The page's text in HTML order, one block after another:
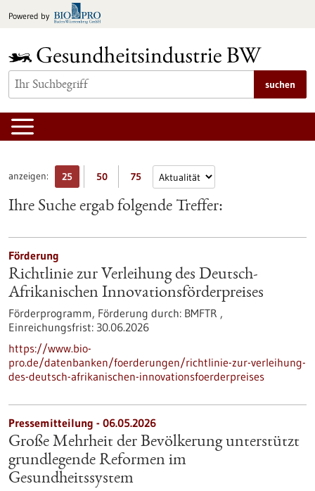
Inhalt
Powered by
suchen
anzeigen: 25 50 75
Ihre Suche ergab folgende Treffer:
Förderung
Richtlinie zur Verleihung des Deutsch-
Afrikanischen Innovationsförderpreises
Förderprogramm, Förderung durch: BMFTR ,
Einreichungsfrist: 30.06.2026
https://www.bio-
pro.de/datenbanken/foerderungen/richtlinie-zur-verleihung-
des-deutsch-afrikanischen-innovationsfoerderpreises
Pressemitteilung - 06.05.2026
Große Mehrheit der Bevölkerung unterstützt
grundlegende Reformen im
Gesundheitssystem